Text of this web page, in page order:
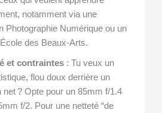
notamment via une
Photographie Numérique ou un
des Beaux-Arts.
et contraintes: Tu veux un
flou doux derrière un
net ? Opte pour un 85mm f/1.4
f/2. Pour une netteté “de